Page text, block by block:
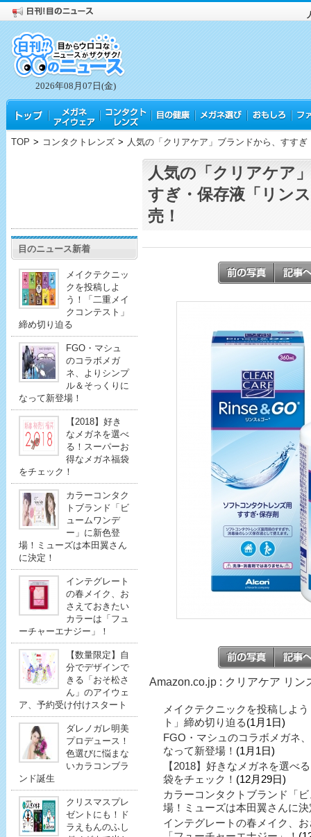
2026年08月07日(金)
TOP > コンタクトレンズ > 人気の「クリアケア」ブランドから、すす
目のニュース新着
メイクテクニッ
クを投稿しよ
う！「二重メイ
クコンテスト」
締め切り迫る
FGO・マシュ
のコラボメガ
ネ、よりシンプ
ル＆そっくりに
なって新登場！
【2018】好き
なメガネを選べ
る！スーパーお
得なメガネ福袋
をチェック！
カラーコンタク
トブランド「ビ
ュームワンデ
ー」に新色登
場！ミューズは本田翼さん
に決定！
インテグレート
の春メイク、お
さえておきたい
カラーは「フュ
ーチャーエナジー」！
【数量限定】自
分でデザインで
きる「おそ松さ
ん」のアイウェ
ア、予約受け付けスタート
ダレノガレ明美
プロデュース！
色選びに悩まな
いカラコンブラ
ンド誕生
クリスマスプレ
ゼントにも！ド
ラえもんのふし
人気の「クリアケア
すぎ・保存液「リン
売！
Amazon.co.jp : クリアケア リン
メイクテクニックを投稿しよ
ト」締め切り迫る(1月1日)
FGO・マシュのコラボメガネ
なって新登場！ (1月1日)
【2018】好きなメガネを選べ
袋をチェック！ (12月29日)
カラーコンタクトブランド「
場！ミューズは本田翼さんに決
インテグレートの春メイク、